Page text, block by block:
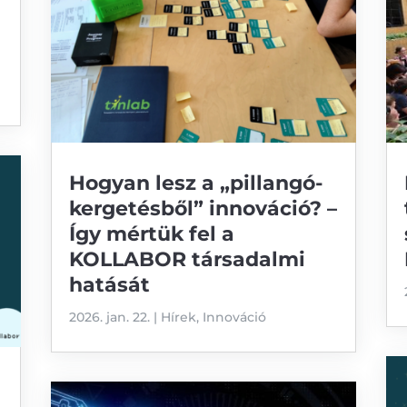
Hogyan lesz a „pillangó-
kergetésből” innováció? –
Így mértük fel a
KOLLABOR társadalmi
hatását
2026. jan. 22.| Hírek, Innováció